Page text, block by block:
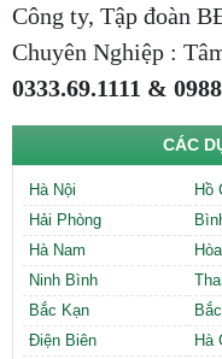
Công ty, Tập đoàn
Chuyên Nghiệp :
0333.69.1111 &
CÁC
Hà Nội Hồ
Hải Phòng
Hà Nam
Ninh Bình
Bắc Kạn
Điện Biên
Hà